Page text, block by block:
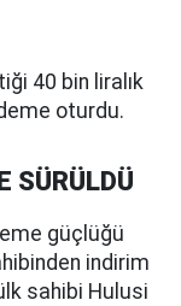
40 bin liralık
oturdu.
SÜRÜLDÜ
güçlüğü
indirim
sahibi Hulusi